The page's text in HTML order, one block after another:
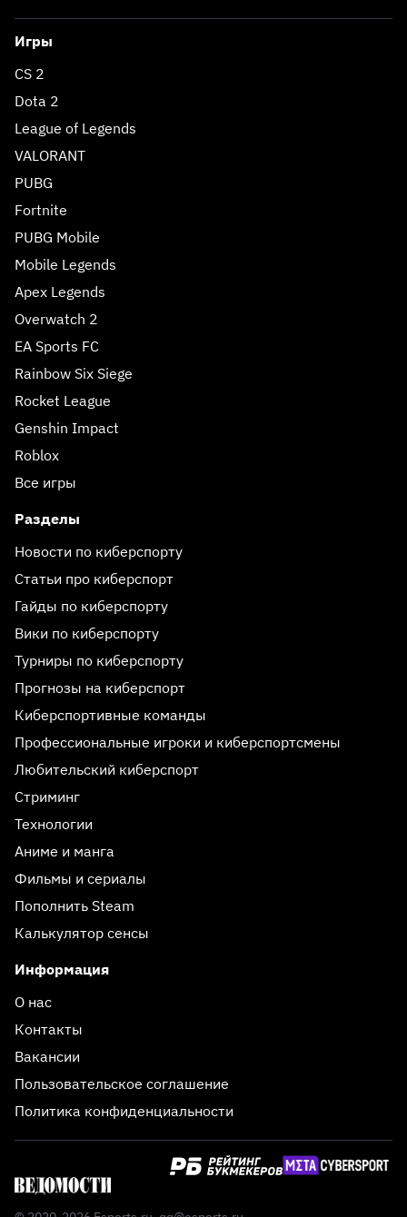
Игры
CS 2
Dota 2
League of Legends
VALORANT
PUBG
Fortnite
PUBG Mobile
Mobile Legends
Apex Legends
Overwatch 2
EA Sports FC
Rainbow Six Siege
Rocket League
Genshin Impact
Roblox
Все игры
Разделы
Новости по киберспорту
Статьи про киберспорт
Гайды по киберспорту
Вики по киберспорту
Турниры по киберспорту
Прогнозы на киберспорт
Киберспортивные команды
Профессиональные игроки и киберспортсмены
Любительский киберспорт
Стриминг
Технологии
Аниме и манга
Фильмы и сериалы
Пополнить Steam
Калькулятор сенсы
Информация
О нас
Контакты
Вакансии
Пользовательское соглашение
Политика конфиденциальности